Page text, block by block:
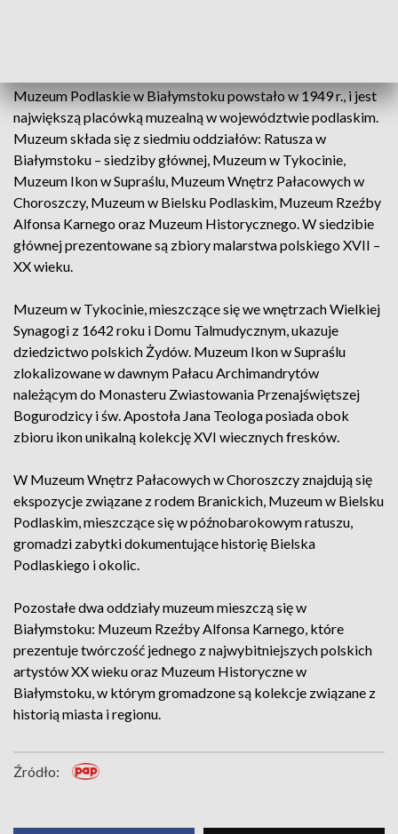
Muzeum Podlaskie w Białymstoku powstało w 1949 r., i jest
największą placówką muzealną w województwie podlaskim.
Muzeum składa się z siedmiu oddziałów: Ratusza w
Białymstoku – siedziby głównej, Muzeum w Tykocinie,
Muzeum Ikon w Supraślu, Muzeum Wnętrz Pałacowych w
Choroszczy, Muzeum w Bielsku Podlaskim, Muzeum Rzeźby
Alfonsa Karnego oraz Muzeum Historycznego. W siedzibie
głównej prezentowane są zbiory malarstwa polskiego XVII –
XX wieku.
Muzeum w Tykocinie, mieszczące się we wnętrzach Wielkiej
Synagogi z 1642 roku i Domu Talmudycznym, ukazuje
dziedzictwo polskich Żydów. Muzeum Ikon w Supraślu
zlokalizowane w dawnym Pałacu Archimandrytów
należącym do Monasteru Zwiastowania Przenajświętszej
Bogurodzicy i św. Apostoła Jana Teologa posiada obok
zbioru ikon unikalną kolekcję XVI wiecznych fresków.
W Muzeum Wnętrz Pałacowych w Choroszczy znajdują się
ekspozycje związane z rodem Branickich, Muzeum w Bielsku
Podlaskim, mieszczące się w późnobarokowym ratuszu,
gromadzi zabytki dokumentujące historię Bielska
Podlaskiego i okolic.
Pozostałe dwa oddziały muzeum mieszczą się w
Białymstoku: Muzeum Rzeźby Alfonsa Karnego, które
prezentuje twórczość jednego z najwybitniejszych polskich
artystów XX wieku oraz Muzeum Historyczne w
Białymstoku, w którym gromadzone są kolekcje związane z
historią miasta i regionu.
Źródło: